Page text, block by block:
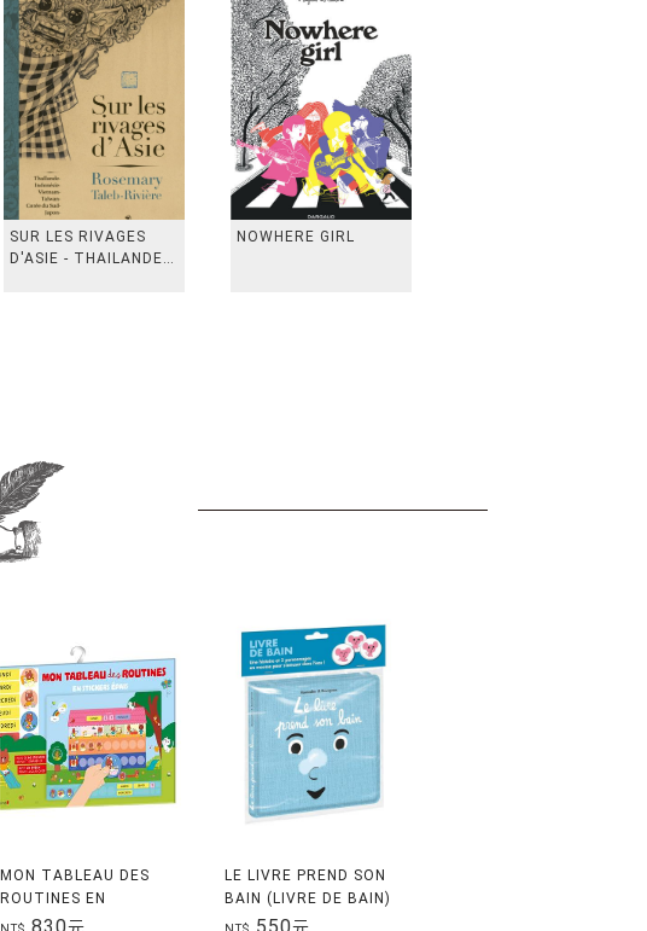
SUR LES RIVAGES
D'ASIE - THAILANDE,
NOWHERE GIRL
MON TABLEAU DES
ROUTINES EN
STICKERS EPAIS
LE LIVRE PREND SON
BAIN (LIVRE DE BAIN)